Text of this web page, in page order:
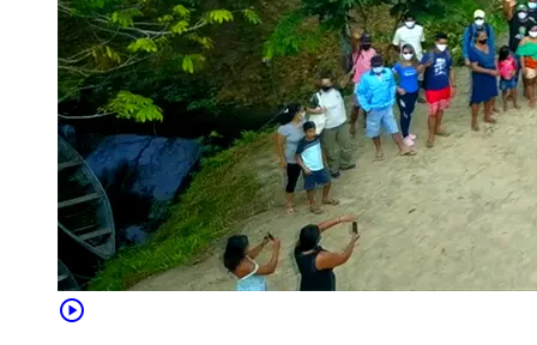
play_circle